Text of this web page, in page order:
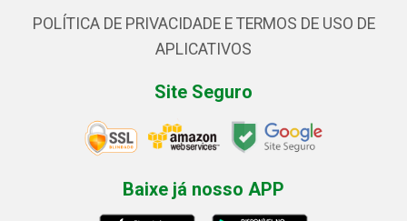
POLÍTICA DE PRIVACIDADE E TERMOS DE USO DE
APLICATIVOS
Site Seguro
Baixe já nosso APP